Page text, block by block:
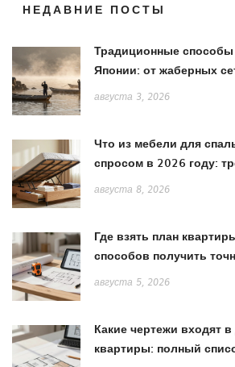
НЕДАВНИЕ ПОСТЫ
Традиционные
Японии: от жаберных
августа 3, 2026
Что из мебели для
спросом в 2026 году:
августа 8, 2026
Где взять план
способов получить
ремонта
августа 5, 2026
Какие чертежи входят
квартиры: полный